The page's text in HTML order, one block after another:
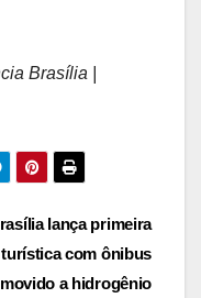
Brasília |
lança primeira
com ônibus
movido a hidrogênio